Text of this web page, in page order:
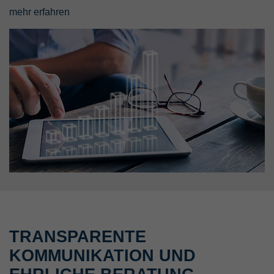
mehr erfahren
TRANSPARENTE
KOMMUNIKATION UND